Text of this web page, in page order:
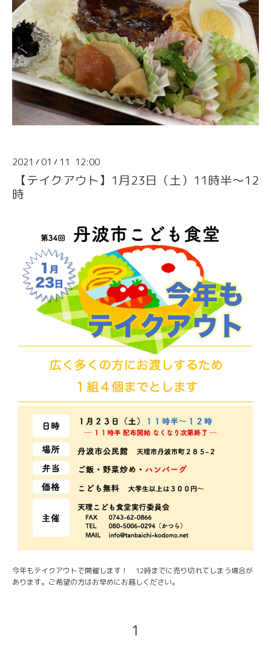
2021 /01 / 11 12:00
【テイクアウト】1月23日（土）11時半〜12
時
今年もテイクアウトで開催します！ 12時までに売り切れてしまう場合が
あります。ご希望の方はお早めにお越しください。
1